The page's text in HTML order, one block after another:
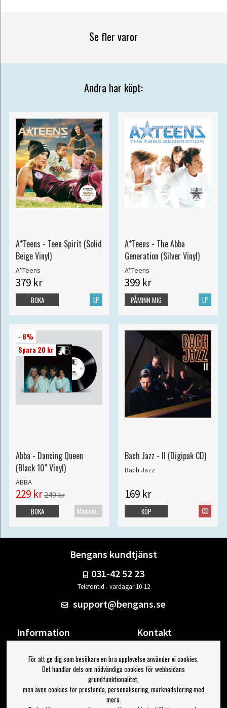
Se fler varor
Andra har köpt:
A*Teens - Teen Spirit (Solid
Beige Vinyl)
A*Teens
379 kr
LP
BOKA
A*Teens - The Abba
Generation (Silver Vinyl)
A*Teens
399 kr
LP
PÅMINN MIG
- 8%
Spara 20 kr
Abba - Dancing Queen
(Black 10" Vinyl)
ABBA
229 kr249 kr
Maxisingel
BOKA
Bach Jazz - II (Digipak CD)
Bach Jazz
169 kr
CD
KÖP
Bengans kundtjänst
031-42 52 23
Telefontid - vardagar 10-12
support@bengans.se
Information
Om Bengans
FAQ / Köp- & Leveransvillkor
Kontakt
Din sida
Logga ut
Jag vill ha tips från Bengans
För att ge dig som besökare en bra upplevelse använder vi cookies.
Det handlar dels om nödvändiga cookies för webbsidans
grundfunktionalitet,
men även cookies för prestanda, personalisering, marknadsföring med
mera.